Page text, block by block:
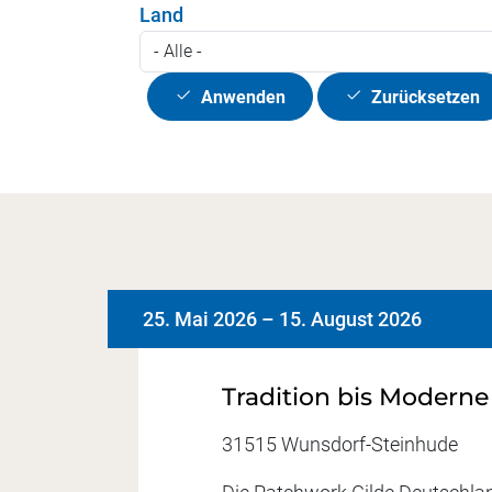
Land
Anwenden Zurücksetzen
25. Mai 2026 – 15. August 2026
Tradition bis Moderne
31515 Wunsdorf-Steinhude